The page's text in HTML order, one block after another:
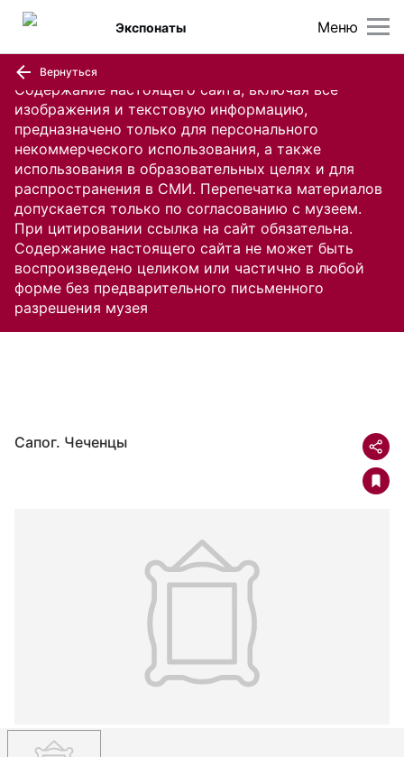
Содержание настоящего сайта, включая все
изображения и текстовую информацию,
предназначено только для персонального
некоммерческого использования, а также
использования в образовательных целях и для
распространения в СМИ. Перепечатка материалов
допускается только по согласованию с музеем.
При цитировании ссылка на сайт обязательна.
Содержание настоящего сайта не может быть
воспроизведено целиком или частично в любой
форме без предварительного письменного
разрешения музея
Меню
Экспонаты
Вернуться
Сапог. Чеченцы